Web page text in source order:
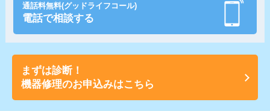
通話料無料(グッドライフコール)
電話で相談する
まずは診断！
機器修理のお申込みはこちら